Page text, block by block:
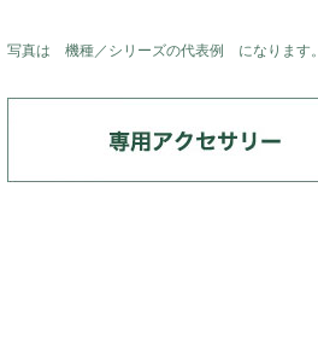
写真は 機種／シリーズの代表例 になります。